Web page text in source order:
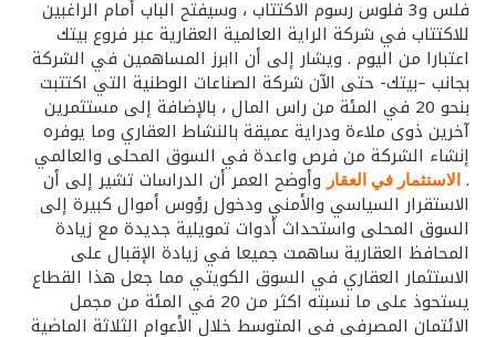
ماليزيا
تركيا
مصر
المملكة المتحدة
مملكة البحرين
فلس و3 فلوس رسوم الاكتتاب ، وسيفتح الباب أمام الراغبين
للاكتتاب في شركة الراية العالمية العقارية عبر فروع بيتك
اعتبارا من اليوم . ويشار إلى أن اابرز المساهمين في الشركة
بجانب –بيتك- حتى الآن شركة الصناعات الوطنية التي اكتتبت
بنحو 20 في المئة من راس المال ، بالإضافة إلى مستثمرين
آخرين ذوى ملاءة ودراية عميقة بالنشاط العقاري وما يوفره
إنشاء الشركة من فرص واعدة في السوق المحلى والعالمي
. الاستثمار في العقار وأوضح العمر أن الدراسات تشير إلى أن
الاستقرار السياسي والأمني ودخول رؤوس أموال كبيرة إلى
السوق المحلى واستحداث أدوات تمويلية جديدة مع زيادة
المحافظ العقارية ساهمت جميعا في زيادة الإقبال على
الاستثمار العقاري في السوق الكويتي مما جعل هذا القطاع
يستحوذ على ما نسبته اكثر من 20 في المئة من مجمل
الائتمان المصرفي في المتوسط خلال الأعوام الثلاثة الماضية